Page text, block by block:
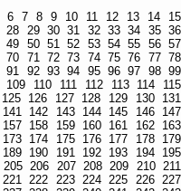
6 7 8 9 10 11 12 13 14
15
28 29 30 31 32 33 34 35 36
49 50 51 52 53 54 55 56 57
70 71 72 73 74 75 76 77 78
91 92 93 94 95 96 97 98 99
109 110 111 112 113 114
115
125 126 127 128 129 130
131
141 142 143 144 145 146
147
157 158 159 160 161 162
163
173 174 175 176 177 178
179
189 190 191 192 193 194
195
205 206 207 208 209 210 211
221 222 223 224 225 226 227